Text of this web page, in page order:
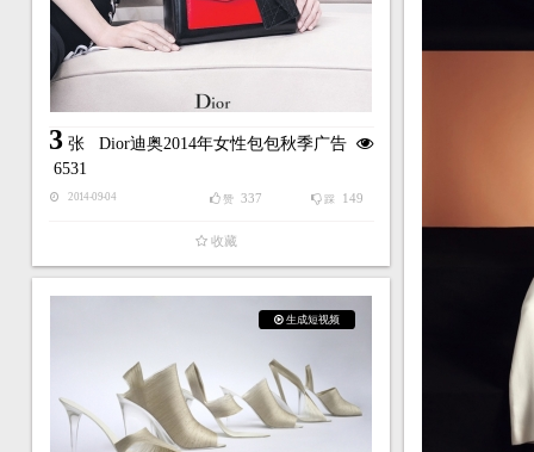
3张 Dior迪奥2014年女性包包秋季广告
6531
2014-09-04 踩 149
赞 337
收藏
生成短视频